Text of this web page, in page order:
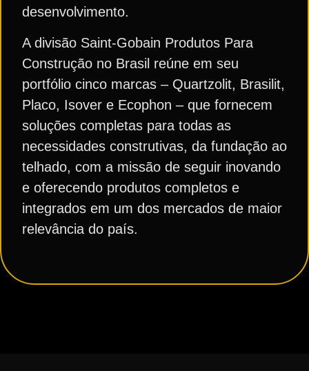
desenvolvimento.
A divisão Saint-Gobain Produtos Para
Construção no Brasil reúne em seu
portfólio cinco marcas – Quartzolit, Brasilit,
Placo, Isover e Ecophon – que fornecem
soluções completas para todas as
necessidades construtivas, da fundação ao
telhado, com a missão de seguir inovando
e oferecendo produtos completos e
integrados em um dos mercados de maior
relevância do país.